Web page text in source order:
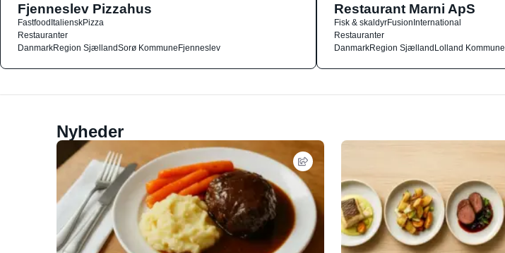
Fjenneslev Pizzahus
FastfoodItalienskPizza
Restauranter
DanmarkRegion SjællandSorø KommuneFjenneslev
Restaurant Marni ApS
Fisk & skaldyrFusionInternational
Restauranter
DanmarkRegion SjællandLolland Kommune
Nyheder